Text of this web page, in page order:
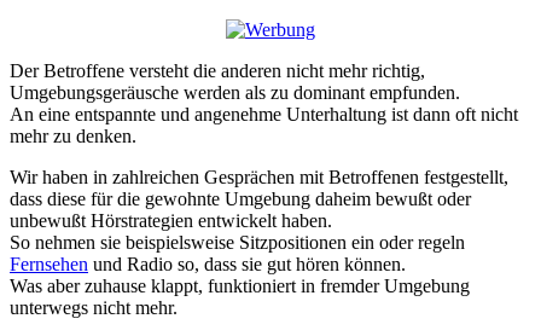
Der Betroffene versteht die anderen nicht mehr richtig,
Umgebungsgeräusche werden als zu dominant empfunden.
An eine entspannte und angenehme Unterhaltung ist dann oft nicht
mehr zu denken.
Wir haben in zahlreichen Gesprächen mit Betroffenen festgestellt,
dass diese für die gewohnte Umgebung daheim bewußt oder
unbewußt Hörstrategien entwickelt haben.
So nehmen sie beispielsweise Sitzpositionen ein oder regeln
Fernsehen und Radio so, dass sie gut hören können.
Was aber zuhause klappt, funktioniert in fremder Umgebung
unterwegs nicht mehr.